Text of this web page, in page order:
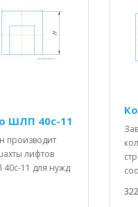
ШЛП 40с-11
производит
лифтов
11 для нужд